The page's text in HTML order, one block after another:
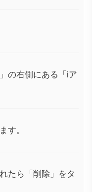
の右側にある「iア
す。
たら「削除」をタ